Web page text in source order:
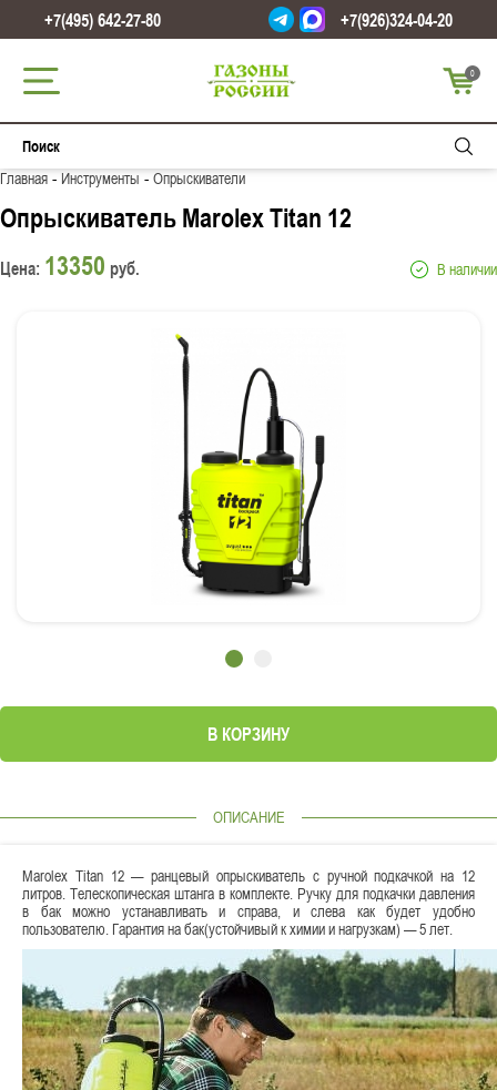
+7(495) 642-27-80 +7(926)324-04-20
0
Главная-Инструменты-Опрыскиватели
Опрыскиватель Marolex Titan 12
Цена: 13350 руб. В наличии
В КОРЗИНУ
ОПИСАНИЕ
Marolex Тitan 12 — ранцевый опрыскиватель с ручной подкачкой на 12
литров. Телескопическая штанга в комплекте. Ручку для подкачки давления
в бак можно устанавливать и справа, и слева как будет удобно
пользователю. Гарантия на бак(устойчивый к химии и нагрузкам) — 5 лет.